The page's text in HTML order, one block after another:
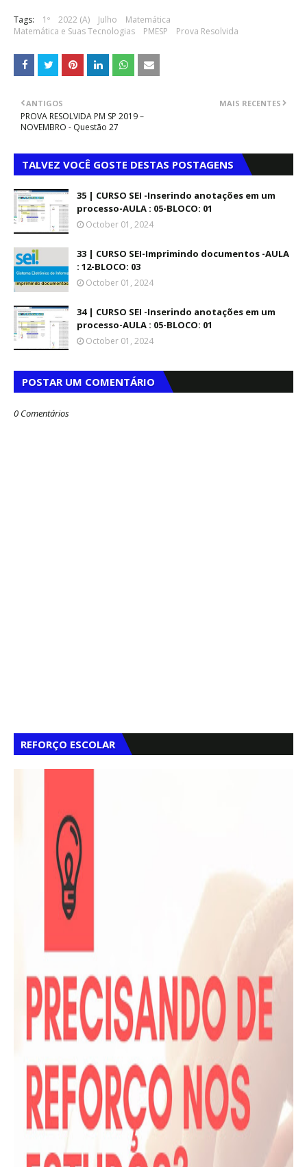
Prova da PM SP 4
Tags: 1º 2022 (A) Julho
Matemática
Matemática e Suas Tecnologias
PMESP Prova Resolvida
MAIS RECENTES
ANTIGOS
PROVA RESOLVIDA PM SP 2019 –
NOVEMBRO - Questão 27
TALVEZ VOCÊ GOSTE DESTAS POSTAGENS
35 | CURSO SEI -Inserindo anotações em um
processo-AULA : 05-BLOCO: 01
October 01, 2024
33 | CURSO SEI-Imprimindo documentos -AULA
: 12-BLOCO: 03
October 01, 2024
34 | CURSO SEI -Inserindo anotações em um
processo-AULA : 05-BLOCO: 01
October 01, 2024
POSTAR UM COMENTÁRIO
0 Comentários
REFORÇO ESCOLAR